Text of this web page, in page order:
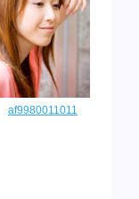
af9980011011